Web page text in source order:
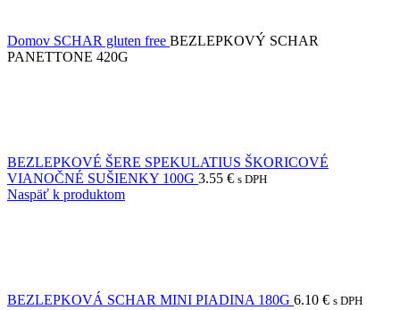
Domov SCHAR gluten free BEZLEPKOVÝ SCHAR
PANETTONE 420G
BEZLEPKOVÉ ŠERE SPEKULATIUS ŠKORICOVÉ
VIANOČNÉ SUŠIENKY 100G 3.55 € s DPH
Naspäť k produktom
BEZLEPKOVÁ SCHAR MINI PIADINA 180G 6.10 € s DPH